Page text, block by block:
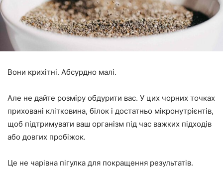
Вони крихітні. Абсурдно малі.
Але не дайте розміру обдурити вас. У цих чорних точках
приховані клітковина, білок і достатньо мікронутрієнтів,
щоб підтримувати ваш організм під час важких підходів
або довгих пробіжок.
Це не чарівна пігулка для покращення результатів.